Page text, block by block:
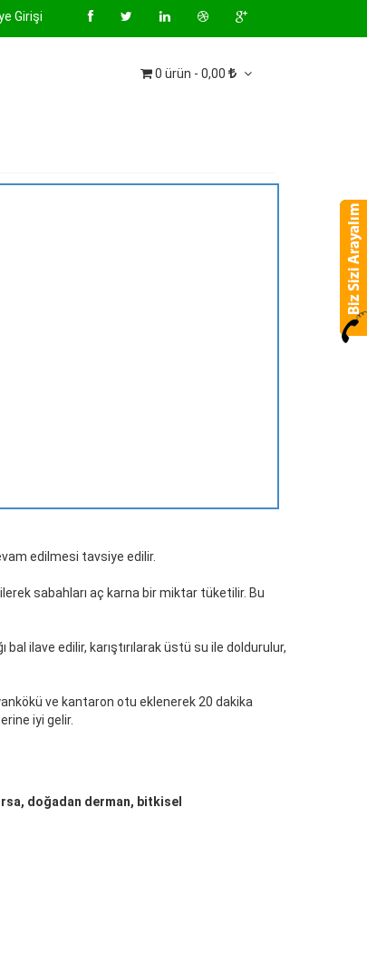
Girişi
0 ürün - 0,00
edilmesi tavsiye edilir.
sabahları aç karna bir miktar tüketilir. Bu
ilave edilir, karıştırılarak üstü su ile doldurulur,
ve kantaron otu eklenerek 20 dakika
iyi gelir.
doğadan derman, bitkisel